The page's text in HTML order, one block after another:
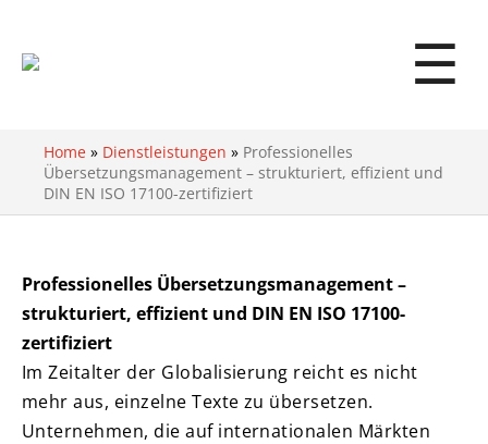
☰
Home » Dienstleistungen » Professionelles
Übersetzungsmanagement – strukturiert, effizient und
DIN EN ISO 17100-zertifiziert
Professionelles Übersetzungsmanagement –
strukturiert, effizient und DIN EN ISO 17100-
zertifiziert
Im Zeitalter der Globalisierung reicht es nicht
mehr aus, einzelne Texte zu übersetzen.
Unternehmen, die auf internationalen Märkten